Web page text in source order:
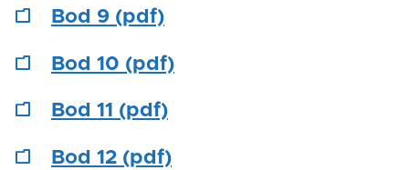
Bod 9 (pdf)
Bod 10 (pdf)
Bod 11 (pdf)
Bod 12 (pdf)